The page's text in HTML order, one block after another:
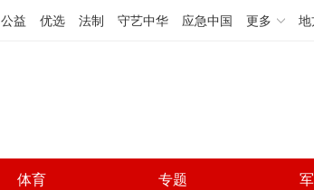
公益 优选 法制 守艺中华 应急中国 更多
体育 专题